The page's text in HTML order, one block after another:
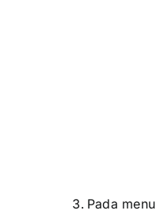
Pada menu